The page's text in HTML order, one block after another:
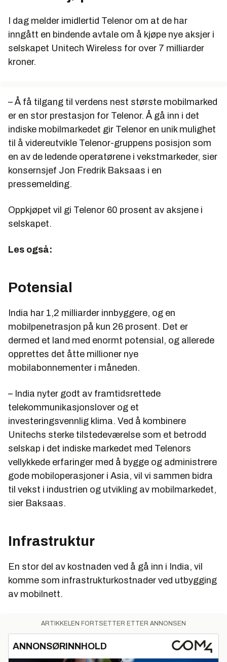
I dag melder imidlertid Telenor om at de har
inngått en bindende avtale om å kjøpe nye aksjer i
selskapet Unitech Wireless for over 7 milliarder
kroner.
– Å få tilgang til verdens nest største mobilmarked
er en stor prestasjon for Telenor. Å gå inn i det
indiske mobilmarkedet gir Telenor en unik mulighet
til å videreutvikle Telenor-gruppens posisjon som
en av de ledende operatørene i vekstmarkeder, sier
konsernsjef Jon Fredrik Baksaas i en
pressemelding.
Oppkjøpet vil gi Telenor 60 prosent av aksjene i
selskapet.
Les også:
Potensial
India har 1,2 milliarder innbyggere, og en
mobilpenetrasjon på kun 26 prosent. Det er
dermed et land med enormt potensial, og allerede
opprettes det åtte millioner nye
mobilabonnementer i måneden.
– India nyter godt av framtidsrettede
telekommunikasjonslover og et
investeringsvennlig klima. Ved å kombinere
Unitechs sterke tilstedeværelse som et betrodd
selskap i det indiske markedet med Telenors
vellykkede erfaringer med å bygge og administrere
gode mobiloperasjoner i Asia, vil vi sammen bidra
til vekst i industrien og utvikling av mobilmarkedet,
sier Baksaas.
Infrastruktur
En stor del av kostnaden ved å gå inn i India, vil
komme som infrastrukturkostnader ved utbygging
av mobilnett.
ARTIKKELEN FORTSETTER ETTER ANNONSEN
ANNONSØRINNHOLD